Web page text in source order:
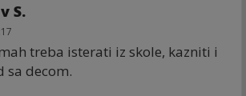
S.
treba isterati iz skole, kazniti i
sa decom.